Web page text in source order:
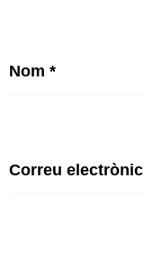
Nom *
Correu electrònic